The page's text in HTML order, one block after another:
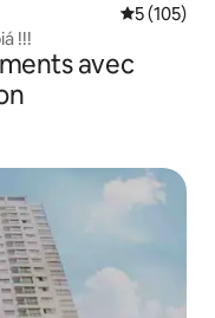
Évaluation
5 (105)
!!!
avec